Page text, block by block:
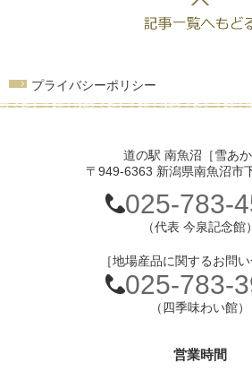
プライバシーポリシー
道の駅 南魚沼［雪あか
〒949-6363 新潟県南魚沼市
025-783-
（代表 今泉記念館）
［地場産品に関するお問い
025-783-
（四季味わい館）
営業時間